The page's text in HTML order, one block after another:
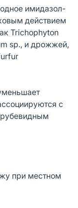
имидазол-
действием
Trichophyton
sp., и дрожжей,
с
при местном